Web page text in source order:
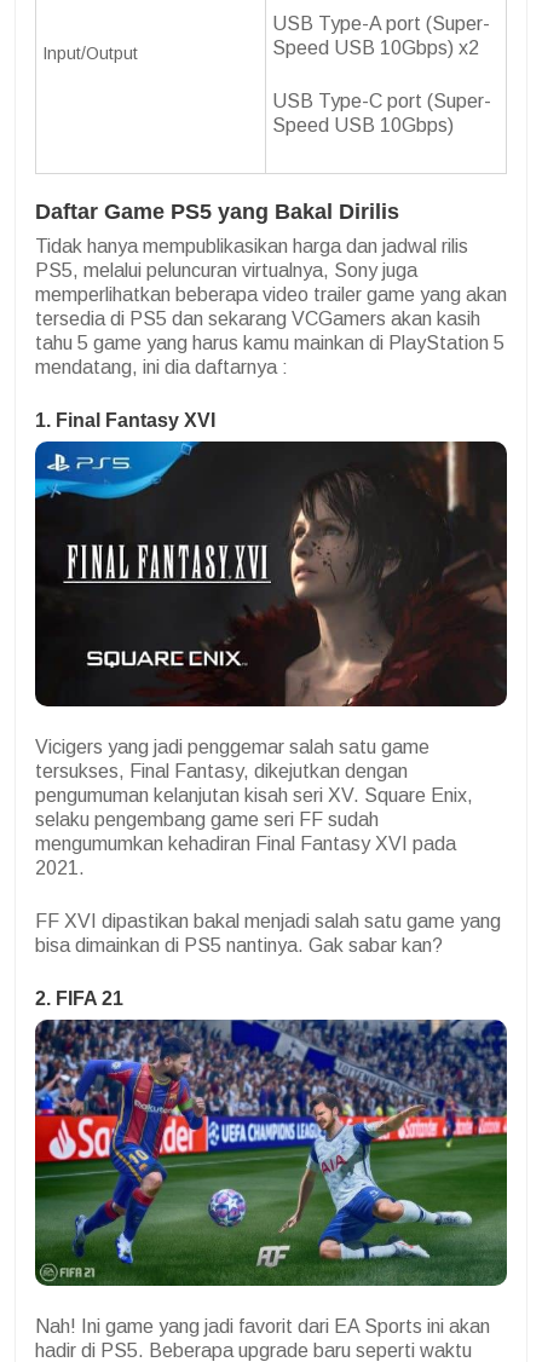
Input/Output
USB Type-A port (Super-
Speed USB 10Gbps) x2
USB Type-C port (Super-
Speed USB 10Gbps)
Daftar Game PS5 yang Bakal Dirilis
Tidak hanya mempublikasikan harga dan jadwal rilis
PS5, melalui peluncuran virtualnya, Sony juga
memperlihatkan beberapa video trailer game yang akan
tersedia di PS5 dan sekarang VCGamers akan kasih
tahu 5 game yang harus kamu mainkan di PlayStation 5
mendatang, ini dia daftarnya :
1. Final Fantasy XVI
Vicigers yang jadi penggemar salah satu game
tersukses, Final Fantasy, dikejutkan dengan
pengumuman kelanjutan kisah seri XV. Square Enix,
selaku pengembang game seri FF sudah
mengumumkan kehadiran Final Fantasy XVI pada
2021.
FF XVI dipastikan bakal menjadi salah satu game yang
bisa dimainkan di PS5 nantinya. Gak sabar kan?
2. FIFA 21
Nah! Ini game yang jadi favorit dari EA Sports ini akan
hadir di PS5. Beberapa upgrade baru seperti waktu